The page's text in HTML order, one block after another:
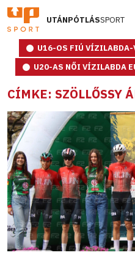
UTÁNPÓTLÁSSPORT
U16-OS FIÚ VÍZILABDA-
U20-AS NŐI VÍZILABDA
CÍMKE: SZÖLLŐSSY